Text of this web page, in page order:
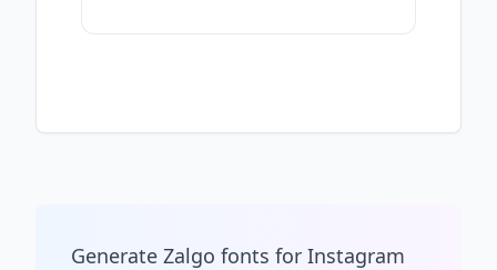
Generate Zalgo fonts for Instagram